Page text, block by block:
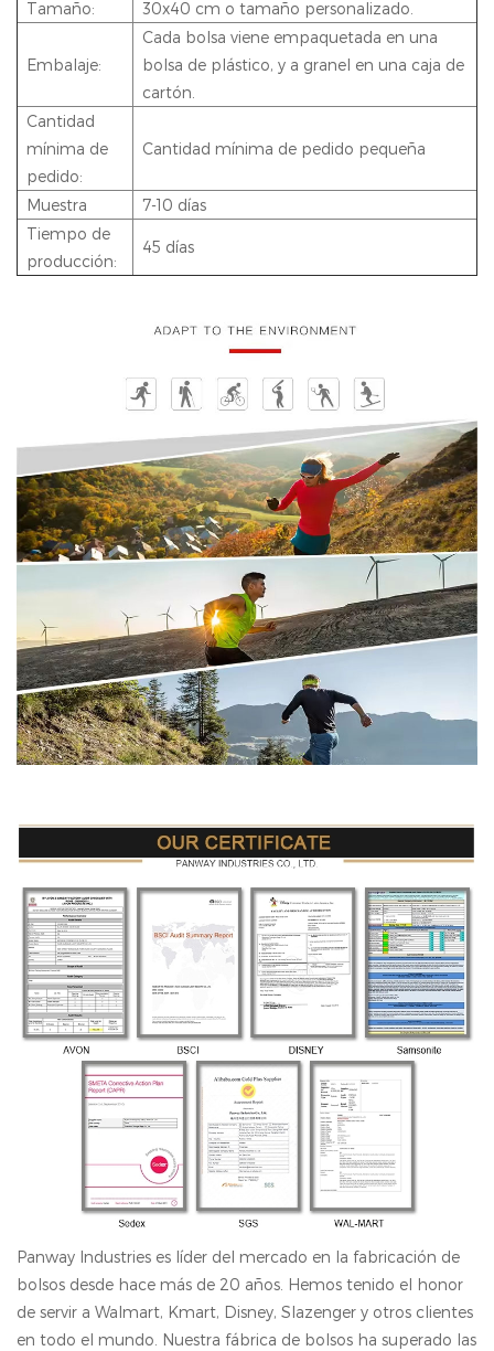
Tamaño: 30x40 cm o tamaño personalizado.
Embalaje:
Cada bolsa viene empaquetada en una
bolsa de plástico, y a granel en una caja de
cartón.
Cantidad
mínima de
pedido:
Cantidad mínima de pedido pequeña
Muestra
7-10 días
Tiempo de
producción:
45 días
Panway Industries es líder del mercado en la fabricación de
bolsos desde hace más de 20 años. Hemos tenido el honor
de servir a Walmart, Kmart, Disney, Slazenger y otros clientes
en todo el mundo. Nuestra fábrica de bolsos ha superado las